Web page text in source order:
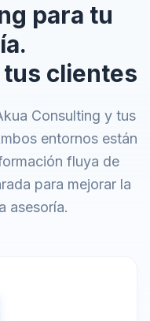
para tu
clientes
Consulting y tus
entornos están
fluya de
para mejorar la
asesoría.